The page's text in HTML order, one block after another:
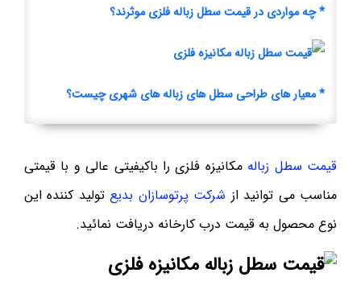
* چه مواردی در قیمت سطل زباله فلزی موثرند؟
* معیار های طراحی سطل های زباله های شهری چیست؟
قیمت سطل زباله مکانیزه فلزی را باکیفیتی عالی و با قیمتی
مناسب می توانید از شرکت پرتوسازان بدیعتولید کننده این
نوع محصول به قیمت درب کارخانه دریافت نمائید.